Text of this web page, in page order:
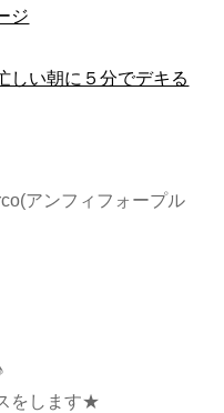
ジ
しい朝に５分でデキる
アンフィフォープル
をします★